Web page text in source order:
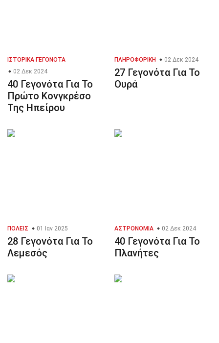
ΙΣΤΟΡΙΚΆ ΓΕΓΟΝΌΤΑ
02 Δεκ 2024
40 Γεγονότα Για Το
Πρώτο Κονγκρέσο
Της Ηπείρου
ΠΛΗΡΟΦΟΡΙΚΉ 02 Δεκ 2024
27 Γεγονότα Για Το
Ουρά
ΠΌΛΕΙΣ 01 Ιαν 2025
28 Γεγονότα Για Το
Λεμεσός
ΑΣΤΡΟΝΟΜΊΑ 02 Δεκ 2024
40 Γεγονότα Για Το
Πλανήτες